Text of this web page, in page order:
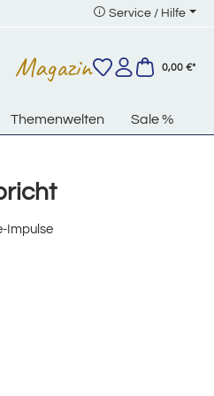
Service / Hilfe
Magazin 0,00 €*
Themenwelten Sale %
Impulse